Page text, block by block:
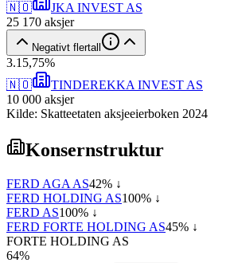
🇳🇴
JKA INVEST AS
25 170 aksjer
Negativt flertall
3.15,75%
🇳🇴
TINDEREKKA INVEST AS
10 000 aksjer
Kilde: Skatteetaten aksjeeierboken 2024
Konsernstruktur
FERD AGA AS42% ↓
FERD HOLDING AS100% ↓
FERD AS100% ↓
FERD FORTE HOLDING AS45% ↓
FORTE HOLDING AS
64%